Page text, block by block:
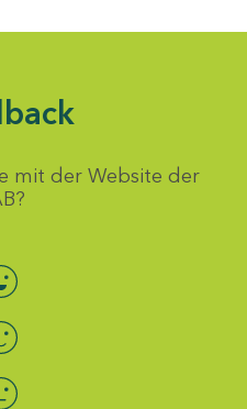
mit der Website der
auswählen